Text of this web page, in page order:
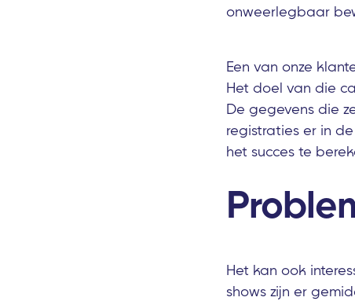
onweerlegbaar
Een van onze
Het doel van die
De gegevens die
registraties er in
het succes te
Het kan ook
shows zijn er